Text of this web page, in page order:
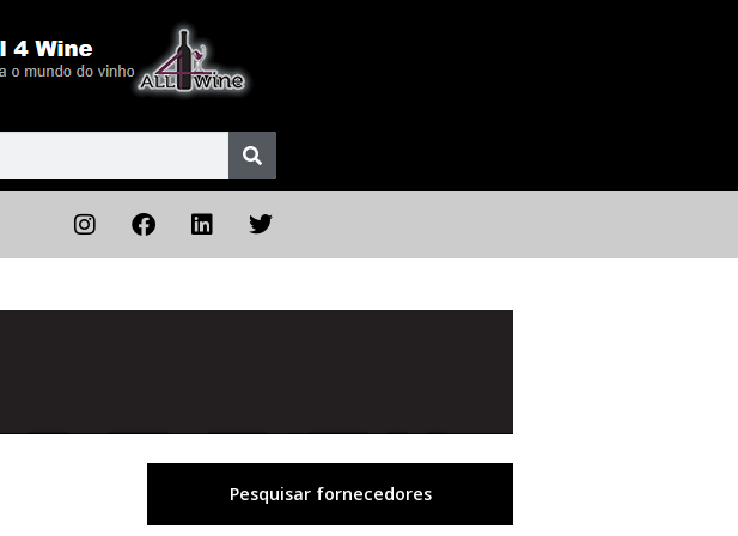
Próximo
Pesquisar fornecedores